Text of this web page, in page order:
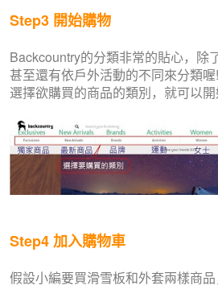
Step3 開始購物
Backcountry的分類非常的貼心，除
甚至還有依戶外活動的不同來分類喔!
選擇欲購買的商品的類別，就可以
Step4加入購物車
假設小編要買滑雪板和外套兩樣商